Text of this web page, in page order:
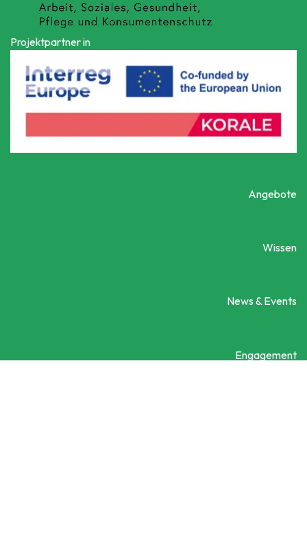
Projektpartner in
Angebote
Wissen
News & Events
Engagement